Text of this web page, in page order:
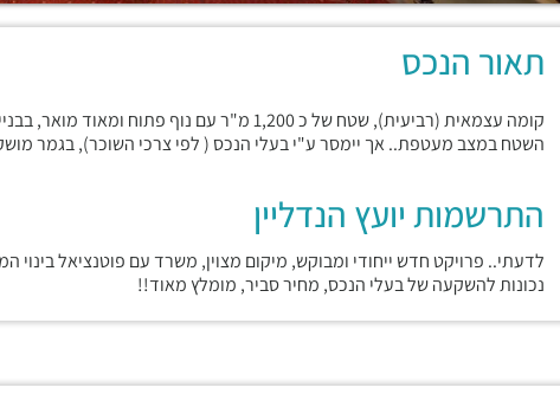
תאור הנכס
קומה עצמאית (רביעית), שטח של כ 1,200 מ"ר עם נוף
השטח במצב מעטפת.. אך יימסר ע"י בעלי הנכס ( לפי צרכי השוכר), בגמר
התרשמות יועץ הנדליין
לדעתי.. פרויקט חדש ייחודי ומבוקש, מיקום מצוין, משרד עם פוטנציאל
נכונות להשקעה של בעלי הנכס, מחיר סביר, מומלץ מאוד!!